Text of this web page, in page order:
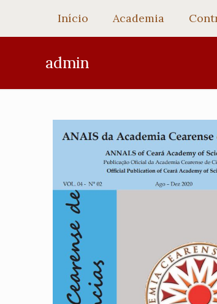
Início Academia
admin